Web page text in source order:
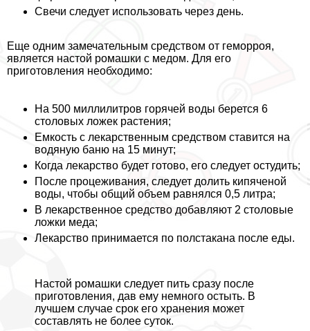
Свечи следует использовать через день.
Еще одним замечательным средством от геморроя,
является настой ромашки с медом. Для его
приготовления необходимо:
На 500 миллилитров горячей воды берется 6
столовых ложек растения;
Емкость с лекарственным средством ставится на
водяную баню на 15 минут;
Когда лекарство будет готово, его следует остудить;
После процеживания, следует долить кипяченой
воды, чтобы общий объем равнялся 0,5 литра;
В лекарственное средство добавляют 2 столовые
ложки меда;
Лекарство принимается по полстакана после еды.
Настой ромашки следует пить сразу после
приготовления, дав ему немного остыть. В
лучшем случае срок его хранения может
составлять не более суток.